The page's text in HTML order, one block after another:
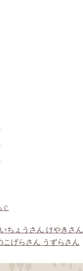
ぐ
ちょうさん けやきさん
こげらさん うずらさん